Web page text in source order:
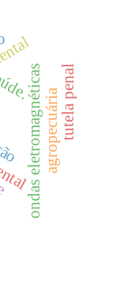
ondas eletromagnéticasagropecuáriatutela penal